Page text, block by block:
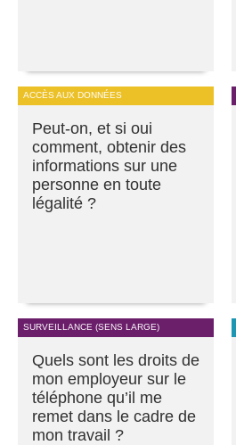
ACCÈS AUX DONNÉES
Peut-on, et si oui
comment, obtenir des
informations sur une
personne en toute
légalité ?
SURVEILLANCE (SENS LARGE)
Quels sont les droits de
mon employeur sur le
téléphone qu’il me
remet dans le cadre de
mon travail ?